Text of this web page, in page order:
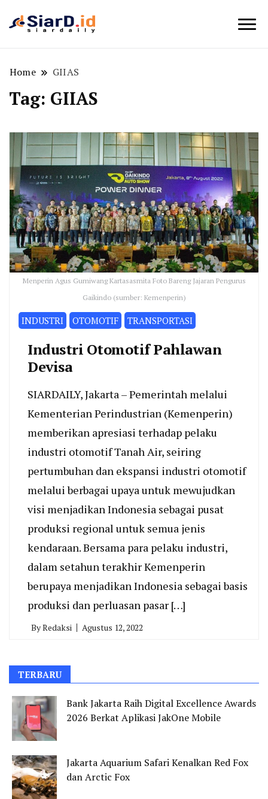
Home GIIAS
Tag: GIIAS
Menperin Agus Gumiwang Kartasasmita Foto Bareng Jajaran Pengurus
Gaikindo (sumber: Kemenperin)
INDUSTRI OTOMOTIF TRANSPORTASI
Industri Otomotif Pahlawan
Devisa
SIARDAILY, Jakarta – Pemerintah melalui
Kementerian Perindustrian (Kemenperin)
memberikan apresiasi terhadap pelaku
industri otomotif Tanah Air, seiring
pertumbuhan dan ekspansi industri otomotif
melalui berbagai upaya untuk mewujudkan
visi menjadikan Indonesia sebagai pusat
produksi regional untuk semua jenis
kendaraan. Bersama para pelaku industri,
dalam setahun terakhir Kemenperin
berupaya menjadikan Indonesia sebagai basis
produksi dan perluasan pasar […]
ByRedaksi Agustus 12, 2022
TERBARU
Bank Jakarta Raih Digital Excellence Awards
2026 Berkat Aplikasi JakOne Mobile
Jakarta Aquarium Safari Kenalkan Red Fox
dan Arctic Fox